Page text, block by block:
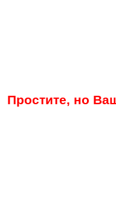
Простите, но